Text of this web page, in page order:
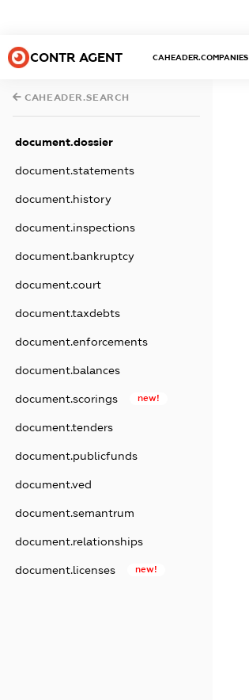
CONTR AGENT CAHEADER.COMPANIES
CAHEADER.SEARCH
document.dossier
document.statements
document.history
document.inspections
document.bankruptcy
document.court
document.taxdebts
document.enforcements
document.balances
document.scorings new!
document.tenders
document.publicfunds
document.ved
document.semantrum
document.relationships
document.licenses new!